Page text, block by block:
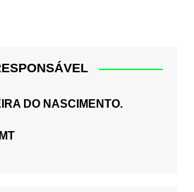
DO NASCIMENTO.